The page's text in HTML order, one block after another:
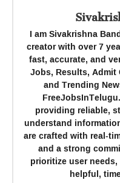
I am Sivakrishna
creator with over 7
fast, accurate, and
Jobs, Results, Admit
and Trending
providing reliable,
understand
are crafted with real-
and a strong
prioritize user
helpful,